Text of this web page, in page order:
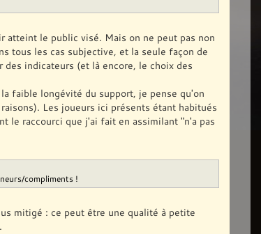
atteint le public visé. Mais on ne peut pas non
tous les cas subjective, et la seule façon de
indicateurs (et là encore, le choix des
faible longévité du support, je pense qu'on
Les joueurs ici présents étant habitués
le raccourci que j'ai fait en assimilant "n'a pas
compliments !
mitigé : ce peut être une qualité à petite